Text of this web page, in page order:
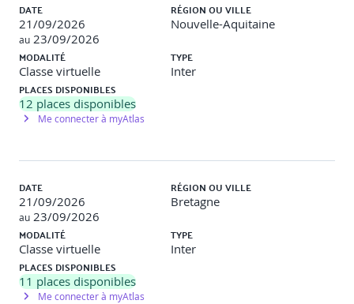
DATE
21/09/2026
au 23/09/2026
RÉGION OU VILLE
Nouvelle-Aquitaine
MODALITÉ
Classe virtuelle
TYPE
Inter
PLACES DISPONIBLES
12 places disponibles
Me connecter à myAtlas
DATE
21/09/2026
au 23/09/2026
RÉGION OU VILLE
Bretagne
MODALITÉ
Classe virtuelle
TYPE
Inter
PLACES DISPONIBLES
11 places disponibles
Me connecter à myAtlas